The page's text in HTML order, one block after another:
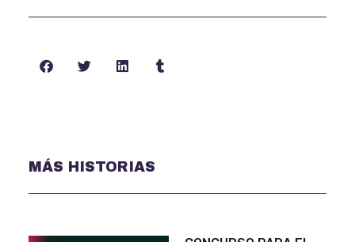
MÁS HISTORIAS